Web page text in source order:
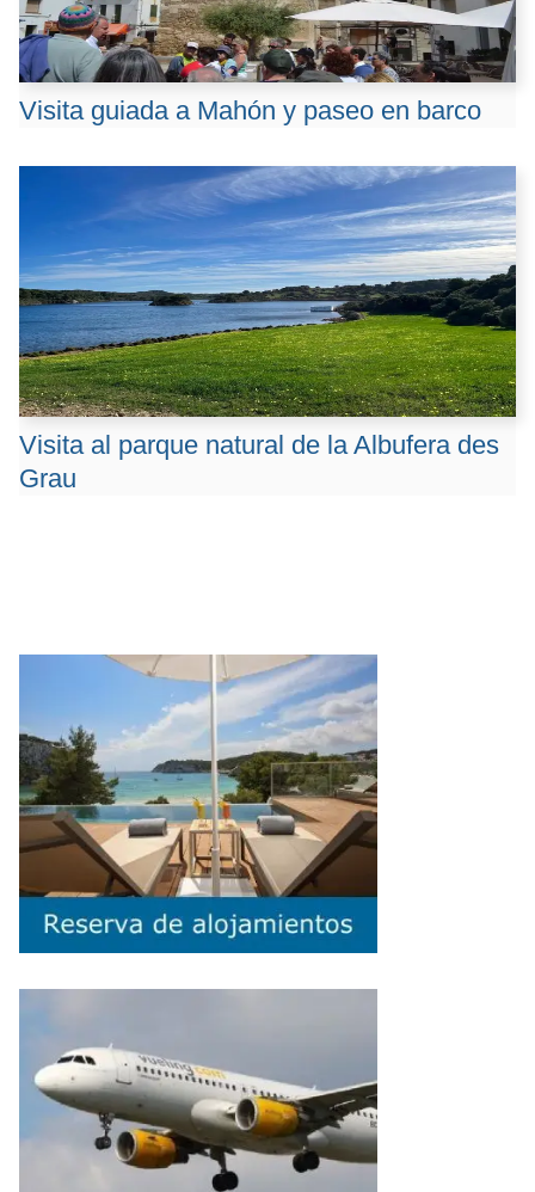
Visita guiada a Mahón y paseo en barco
Visita al parque natural de la Albufera des
Grau